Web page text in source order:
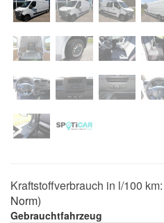
Kraftstoffverbrauch in l/100 km:
Norm)
Gebrauchtfahrzeug